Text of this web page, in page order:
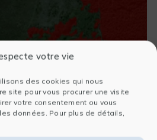
votre vie
des cookies qui nous
site pour vous procurer une visite
votre consentement ou vous
données. Pour plus de détails,